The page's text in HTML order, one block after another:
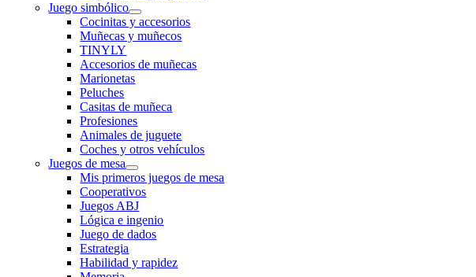
Juego simbólico
Cocinitas y accesorios
Muñecas y muñecos
TINYLY
Accesorios de muñecas
Marionetas
Peluches
Casitas de muñeca
Profesiones
Animales de juguete
Coches y otros vehículos
Juegos de mesa
Mis primeros juegos de mesa
Cooperativos
Juegos ABJ
Lógica e ingenio
Juego de dados
Estrategia
Habilidad y rapidez